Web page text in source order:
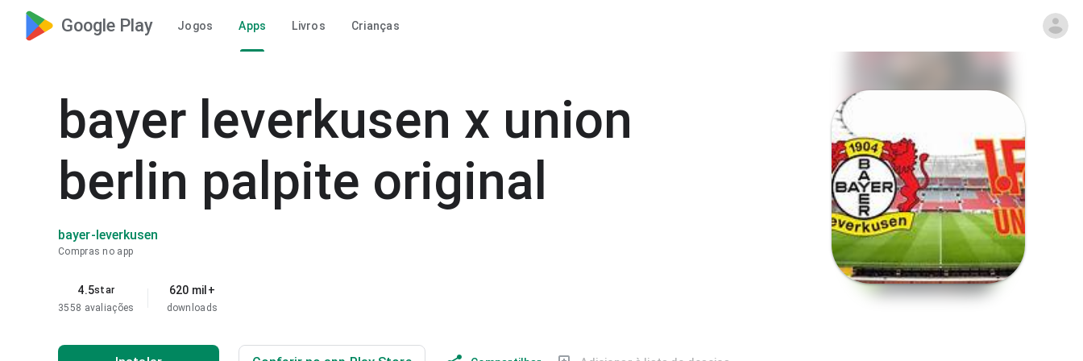
Google Play Jogos Apps Livros Crianças
bayer leverkusen x union
berlin palpite original
bayer-leverkusen
Compras no app
4.5star
3558 avaliações
620 mil+
downloads